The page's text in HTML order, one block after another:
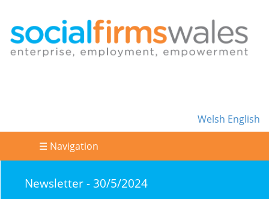
Welsh English
☰ Navigation
Newsletter - 30/5/2024